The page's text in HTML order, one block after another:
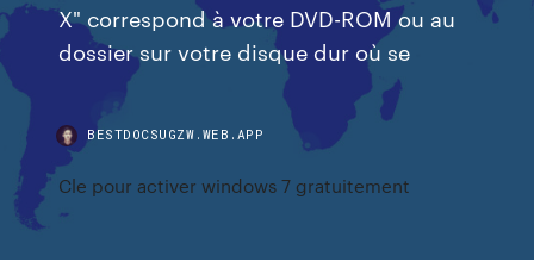
X" correspond à votre DVD-ROM ou au
dossier sur votre disque dur où se
BESTDOCSUGZW.WEB.APP
Cle pour activer windows 7 gratuitement